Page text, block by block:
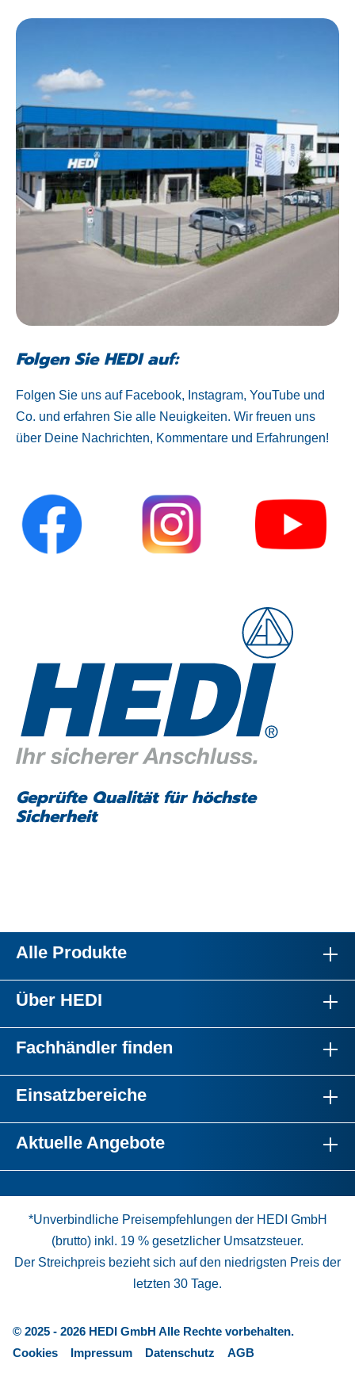
Folgen Sie HEDI auf:
Folgen Sie uns auf Facebook, Instagram, YouTube und
Co. und erfahren Sie alle Neuigkeiten. Wir freuen uns
über Deine Nachrichten, Kommentare und Erfahrungen!
Geprüfte Qualität für höchste
Sicherheit
Alle Produkte
Über HEDI
Fachhändler finden
Einsatzbereiche
Aktuelle Angebote
*Unverbindliche Preisempfehlungen der HEDI GmbH
(brutto) inkl. 19 % gesetzlicher Umsatzsteuer.
Der Streichpreis bezieht sich auf den niedrigsten Preis der
letzten 30 Tage.
© 2025 - 2026 HEDI GmbH Alle Rechte vorbehalten.
Cookies
Impressum Datenschutz AGB